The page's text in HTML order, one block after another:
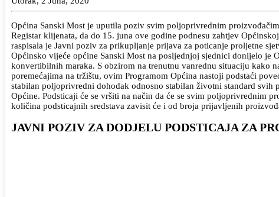
Općina Sanski Most je uputila poziv svim poljoprivrednim
Registar klijenata, da do 15. juna ove godine podnesu zahtjev
raspisala je Javni poziv za prikupljanje prijava za poticanje proljetne
Općinsko vijeće općine Sanski Most na posljednjoj sjednici donijelo je
konvertibilnih maraka. S obzirom na trenutnu vanrednu situaciju kako
poremećajima na tržištu, ovim Programom Općina nastoji podstaći
stabilan poljoprivredni dohodak odnosno stabilan životni standard
Općine. Podsticaji će se vršiti na način da će se svim poljoprivrednim
količina podsticajnih sredstava zavisit će i od broja prijavljenih
JAVNI POZIV ZA DODJELU PODSTICAJA ZA